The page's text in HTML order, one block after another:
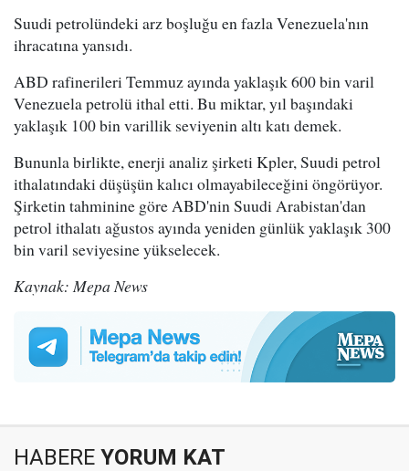
Suudi petrolündeki arz boşluğu en fazla Venezuela'nın
ihracatına yansıdı.
ABD rafinerileri Temmuz ayında yaklaşık 600 bin varil
Venezuela petrolü ithal etti. Bu miktar, yıl başındaki
yaklaşık 100 bin varillik seviyenin altı katı demek.
Bununla birlikte, enerji analiz şirketi Kpler, Suudi petrol
ithalatındaki düşüşün kalıcı olmayabileceğini öngörüyor.
Şirketin tahminine göre ABD'nin Suudi Arabistan'dan
petrol ithalatı ağustos ayında yeniden günlük yaklaşık 300
bin varil seviyesine yükselecek.
Kaynak: Mepa News
HABERE YORUM KAT